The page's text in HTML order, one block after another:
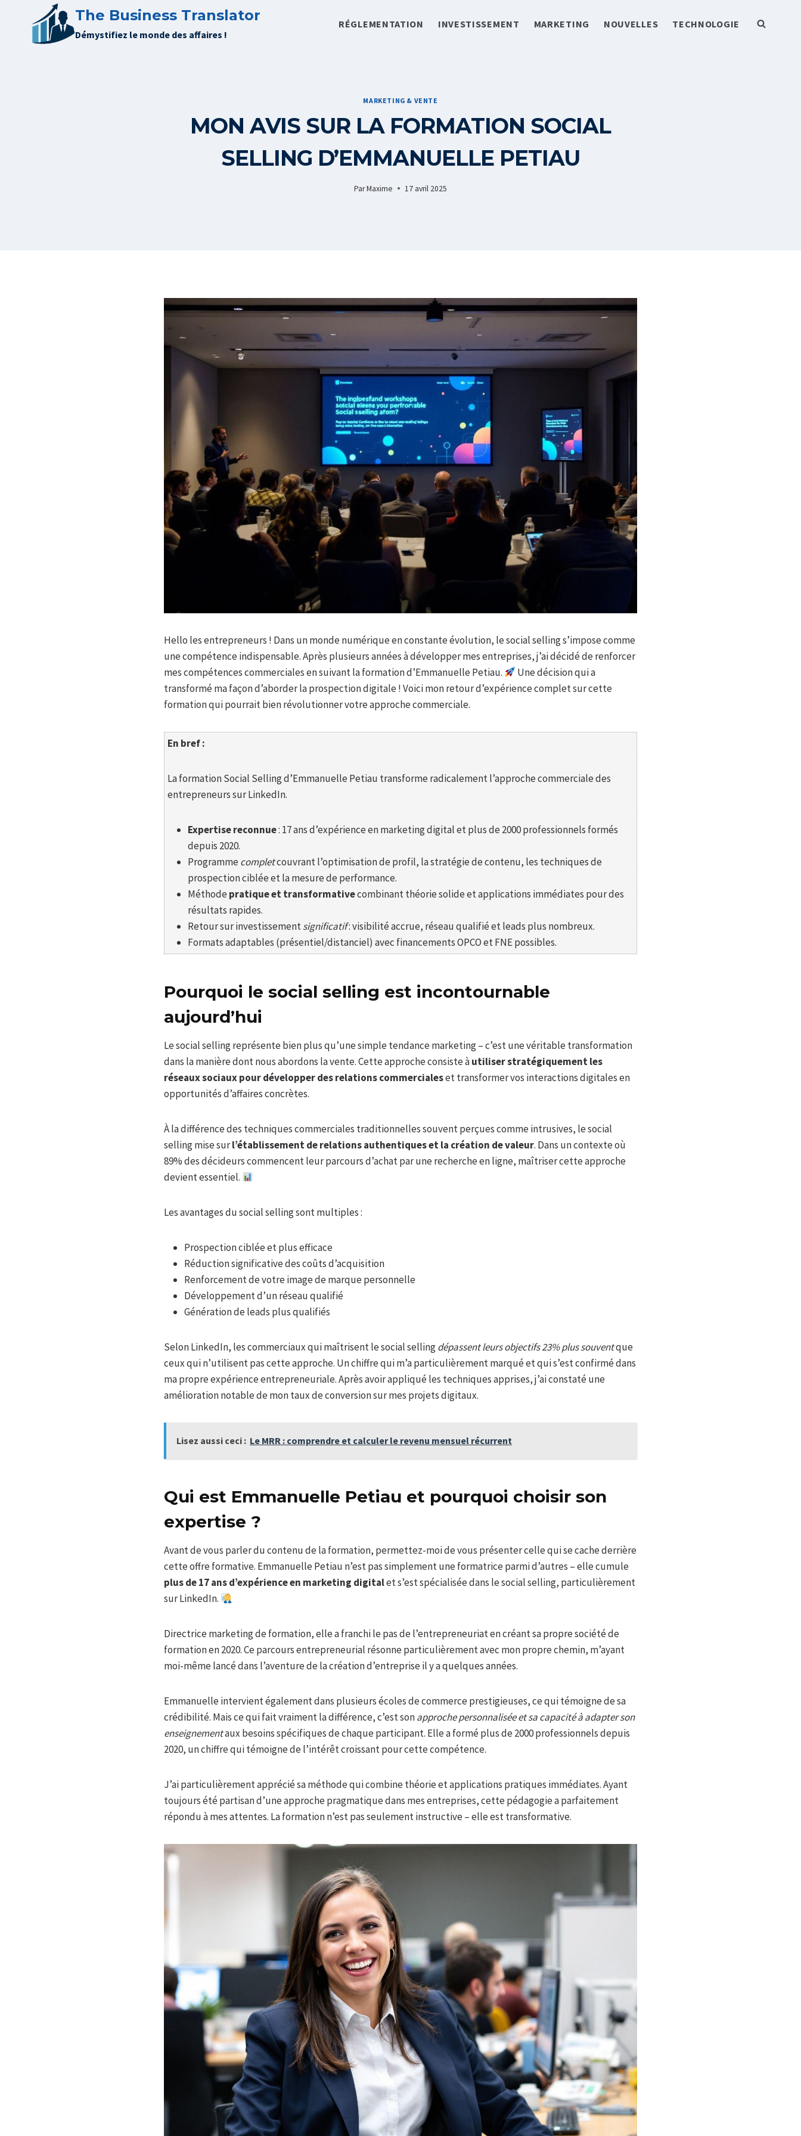
contenu
The Business Translator
Démystifiez le monde des affaires !
RÉGLEMENTATION INVESTISSEMENT MARKETING NOUVELLES TECHNOLOGIE
MARKETING & VENTE
MON AVIS SUR LA FORMATION SOCIAL
SELLING D’EMMANUELLE PETIAU​
ParMaxime 17 avril 2025
Hello les entrepreneurs ! Dans un monde numérique en constante évolution, le social selling s’impose comme
une compétence indispensable. Après plusieurs années à développer mes entreprises, j’ai décidé de renforcer
mes compétences commerciales en suivant la formation d’Emmanuelle Petiau.
Une décision qui a
transformé ma façon d’aborder la prospection digitale ! Voici mon retour d’expérience complet sur cette
formation qui pourrait bien révolutionner votre approche commerciale.
En bref :
La formation Social Selling d’Emmanuelle Petiau transforme radicalement l’approche commerciale des
entrepreneurs sur LinkedIn.
Expertise reconnue: 17 ans d’expérience en marketing digital et plus de 2000 professionnels formés
depuis 2020.
Programme completcouvrant l’optimisation de profil, la stratégie de contenu, les techniques de
prospection ciblée et la mesure de performance.
Méthode pratique et transformativecombinant théorie solide et applications immédiates pour des
résultats rapides.
Retour sur investissementsignificatif: visibilité accrue, réseau qualifié et leads plus nombreux.
Formats adaptables (présentiel/distanciel) avec financements OPCO et FNE possibles.
Pourquoi le social selling est incontournable
aujourd’hui
Le social selling représente bien plus qu’une simple tendance marketing – c’est une véritable transformation
dans la manière dont nous abordons la vente. Cette approche consiste àutiliser stratégiquement les
réseaux sociaux pour développer des relations commercialeset transformer vos interactions digitales en
opportunités d’affaires concrètes.
À la différence des techniques commerciales traditionnelles souvent perçues comme intrusives, le social
selling mise surl’établissement de relations authentiques et la création de valeur. Dans un contexte où
89% des décideurs commencent leur parcours d’achat par une recherche en ligne, maîtriser cette approche
devient essentiel.
Les avantages du social selling sont multiples :
Prospection ciblée et plus efficace
Réduction significative des coûts d’acquisition
Renforcement de votre image de marque personnelle
Développement d’un réseau qualifié
Génération de leads plus qualifiés
Selon LinkedIn, les commerciaux qui maîtrisent le social sellingdépassent leurs objectifs 23% plus souventque
ceux qui n’utilisent pas cette approche. Un chiffre qui m’a particulièrement marqué et qui s’est confirmé dans
ma propre expérience entrepreneuriale. Après avoir appliqué les techniques apprises, j’ai constaté une
amélioration notable de mon taux de conversion sur mes projets digitaux.
Lisez aussi ceci : Le MRR : comprendre et calculer le revenu mensuel récurrent
Qui est Emmanuelle Petiau et pourquoi choisir son
expertise ?
Avant de vous parler du contenu de la formation, permettez-moi de vous présenter celle qui se cache derrière
cette offre formative. Emmanuelle Petiau n’est pas simplement une formatrice parmi d’autres – elle cumule
plus de 17 ans d’expérience en marketing digitalet s’est spécialisée dans le social selling, particulièrement
sur LinkedIn.
Directrice marketing de formation, elle a franchi le pas de l’entrepreneuriat en créant sa propre société de
formation en 2020. Ce parcours entrepreneurial résonne particulièrement avec mon propre chemin, m’ayant
moi-même lancé dans l’aventure de la création d’entreprise il y a quelques années.
Emmanuelle intervient également dans plusieurs écoles de commerce prestigieuses, ce qui témoigne de sa
crédibilité. Mais ce qui fait vraiment la différence, c’est sonapproche personnalisée et sa capacité à adapter son
enseignementaux besoins spécifiques de chaque participant. Elle a formé plus de 2000 professionnels depuis
2020, un chiffre qui témoigne de l’intérêt croissant pour cette compétence.
J’ai particulièrement apprécié sa méthode qui combine théorie et applications pratiques immédiates. Ayant
toujours été partisan d’une approche pragmatique dans mes entreprises, cette pédagogie a parfaitement
répondu à mes attentes. La formation n’est pas seulement instructive – elle est transformative.